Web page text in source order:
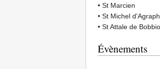
• St Marcien
• St Michel
• St Attale de Bobbio
Évènements